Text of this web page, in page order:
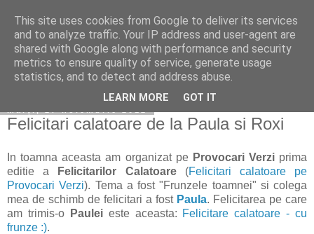
Copilarim
Felicitari calatoare de la Paula si Roxi
In toamna aceasta am organizat pe Provocari Verziprima
editie a
Felicitarilor Calatoare(Felicitari calatoare pe
Provocari Verzi). Tema a fost "Frunzele toamnei" si colega
mea de schimb de felicitari a fost Paula. Felicitarea pe care
am trimis-o
Pauleieste aceasta: Felicitare calatoare - cu
frunze :).
This site uses cookies from Google to deliver its services
and to analyze traffic. Your IP address and user-agent are
shared with Google along with performance and security
metrics to ensure quality of service, generate usage
statistics, and to detect and address abuse.
LEARN MORE GOT IT